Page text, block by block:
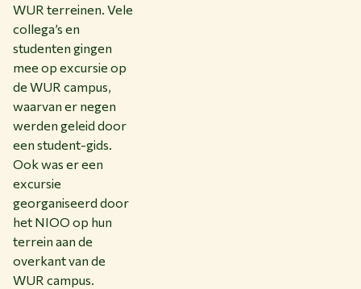
WUR terreinen. Vele
collega’s en
studenten gingen
mee op excursie op
de WUR campus,
waarvan er negen
werden geleid door
een student-gids.
Ook was er een
excursie
georganiseerd door
het NIOO op hun
terrein aan de
overkant van de
WUR campus.